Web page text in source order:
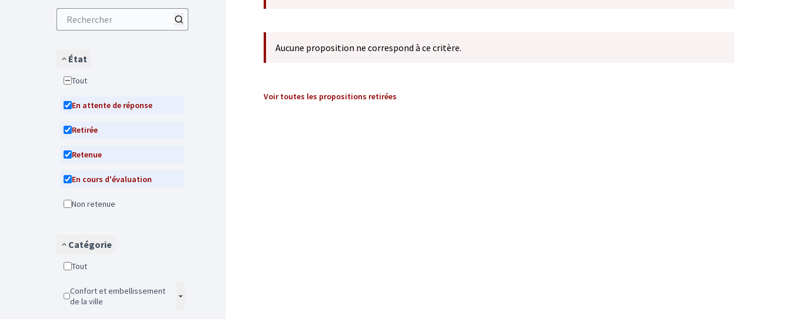
État
Tout
En attente de réponse
Retirée
Retenue
En cours d'évaluation
Non retenue
Catégorie
Tout
Confort et embellissement
de la ville
Aucune proposition ne correspond à ce critère.
Voir toutes les propositions retirées